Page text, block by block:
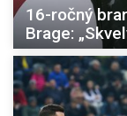
16-ročný
Brage: